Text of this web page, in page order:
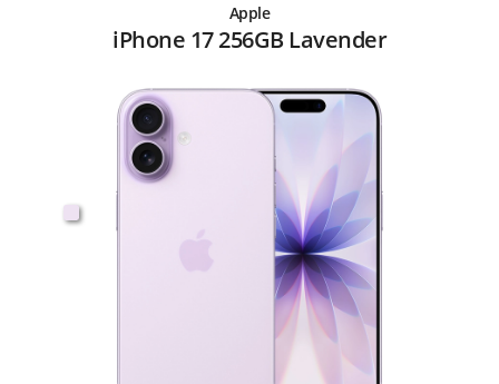
Apple
iPhone 17 256GB Lavender